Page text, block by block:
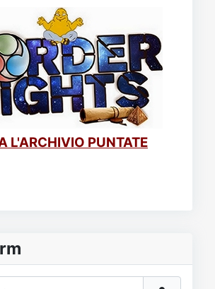
L'ARCHIVIO PUNTATE